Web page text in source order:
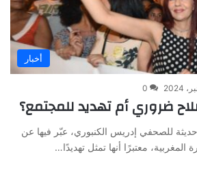
أخبار
0
ضروري أم تهديد للمجتمع؟
للصحفي إدريس الكنبوري، عبّر فيها عن
المغربية، معتبرًا أنها تمثل تهديدًا…